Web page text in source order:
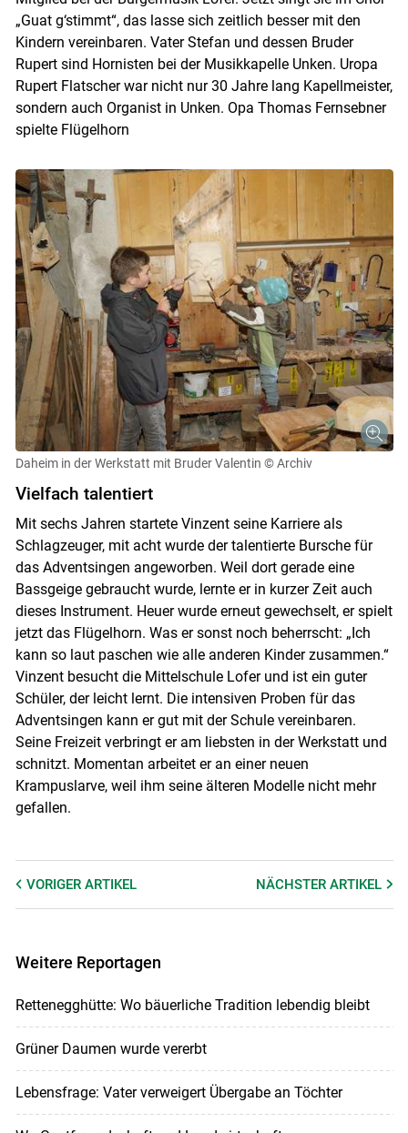
„Guat g‘stimmt“, das lasse sich zeitlich besser mit den
Kindern vereinbaren. Vater Stefan und dessen Bruder
Rupert sind Hornisten bei der Musikkapelle Unken. Uropa
Rupert Flatscher war nicht nur 30 Jahre lang Kapellmeister,
sondern auch Organist in Unken. Opa Thomas Fernsebner
spielte Flügelhorn
Daheim in der Werkstatt mit Bruder Valentin © Archiv
Vielfach talentiert
Mit sechs Jahren startete Vinzent seine Karriere als
Schlagzeuger, mit acht wurde der talentierte Bursche für
das Adventsingen angeworben. Weil dort gerade eine
Bassgeige gebraucht wurde, lernte er in kurzer Zeit auch
dieses Instrument. Heuer wurde erneut gewechselt, er spielt
jetzt das Flügelhorn. Was er sonst noch beherrscht: „Ich
kann so laut paschen wie alle anderen Kinder zusammen.“
Vinzent besucht die Mittelschule Lofer und ist ein guter
Schüler, der leicht lernt. Die intensiven Proben für das
Adventsingen kann er gut mit der Schule vereinbaren.
Seine Freizeit verbringt er am liebsten in der Werkstatt und
schnitzt. Momentan arbeitet er an einer neuen
Krampuslarve, weil ihm seine älteren Modelle nicht mehr
gefallen.
VORIGER ARTIKEL NÄCHSTERARTIKEL
Weitere Reportagen
Rettenegghütte: Wo bäuerliche Tradition lebendig bleibt
Grüner Daumen wurde vererbt
Lebensfrage: Vater verweigert Übergabe an Töchter